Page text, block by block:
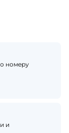
номеру
и